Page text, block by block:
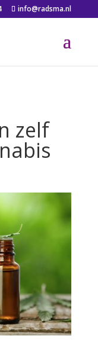
info@radsma.nl
zelf